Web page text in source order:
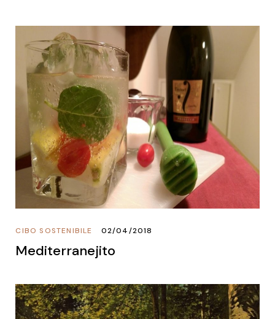
CIBO SOSTENIBILE 02/04/2018
Mediterranejito